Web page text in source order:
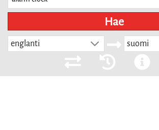
Hae
englanti suomi